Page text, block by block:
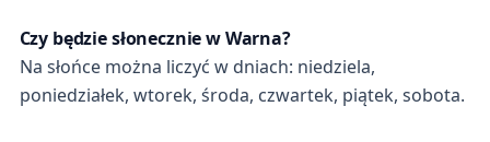
Czy będzie słonecznie w Warna?
Na słońce można liczyć w dniach: niedziela,
poniedziałek, wtorek, środa, czwartek, piątek, sobota.